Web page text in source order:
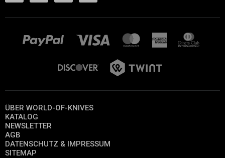
ÜBER WORLD-OF-KNIVES
KATALOG
NEWSLETTER
AGB
DATENSCHUTZ & IMPRESSUM
SITEMAP